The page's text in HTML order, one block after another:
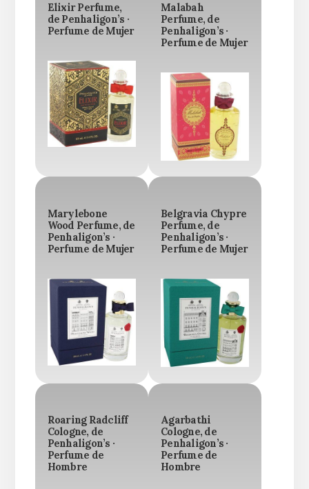
Elixir Perfume,
de Penhaligon’s ·
Perfume de Mujer
Malabah
Perfume, de
Penhaligon’s ·
Perfume de Mujer
Marylebone
Wood Perfume, de
Penhaligon’s ·
Perfume de Mujer
Belgravia Chypre
Perfume, de
Penhaligon’s ·
Perfume de Mujer
Roaring Radcliff
Cologne, de
Penhaligon’s ·
Perfume de
Hombre
Agarbathi
Cologne, de
Penhaligon’s ·
Perfume de
Hombre